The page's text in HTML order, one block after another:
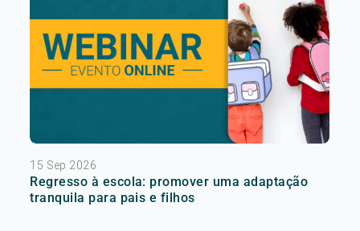
15 Sep 2026
Regresso à escola: promover uma adaptação
tranquila para pais e filhos